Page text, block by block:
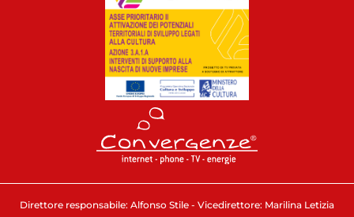
Direttore responsabile: Alfonso Stile - Vicedirettore: Marilina Letizia